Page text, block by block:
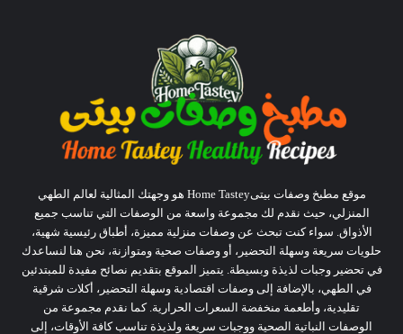
موقع مطبخ وصفات بيتىHome Tastey هو وجهتك المثالية لعالم الطهي
المنزلي، حيث نقدم لك مجموعة واسعة من الوصفات التي تناسب جميع
الأذواق. سواء كنت تبحث عن وصفات منزلية مميزة، أطباق رئيسية شهية،
حلويات سريعة وسهلة التحضير، أو وصفات صحية ومتوازنة، نحن هنا لنساعدك
في تحضير وجبات لذيذة وبسيطة. يتميز الموقع بتقديم نصائح مفيدة للمبتدئين
في الطهي، بالإضافة إلى وصفات اقتصادية وسهلة التحضير، أكلات شرقية
تقليدية، وأطعمة منخفضة السعرات الحرارية. كما نقدم مجموعة من
الوصفات النباتية الصحية ووجبات سريعة ولذيذة تناسب كافة الأوقات، إلى